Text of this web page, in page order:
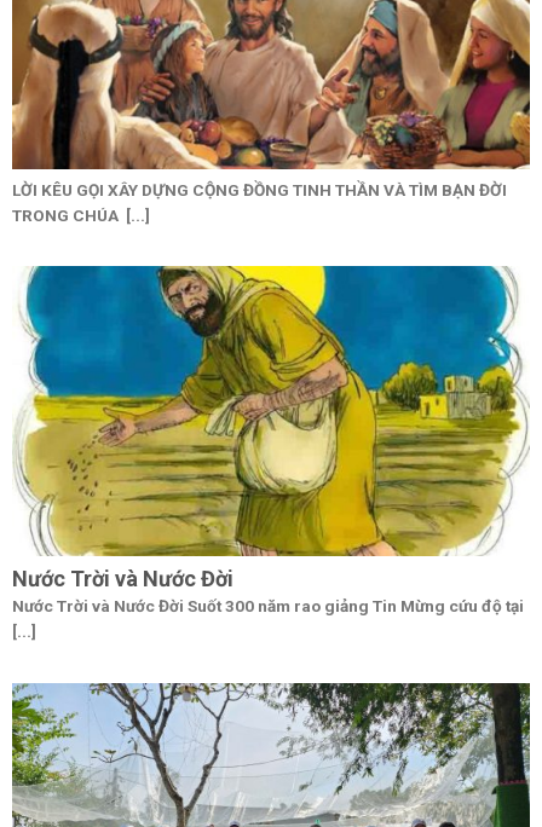
LỜI KÊU GỌI XÂY DỰNG CỘNG ĐỒNG TINH THẦN VÀ TÌM BẠN ĐỜI
TRONG CHÚA [...]
Nước Trời và Nước Đời
Nước Trời và Nước Đời Suốt 300 năm rao giảng Tin Mừng cứu độ tại
[...]